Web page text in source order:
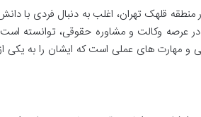
قلهک تهران، اغلب به دنبال فردی با
عرصه وکالت و مشاوره حقوقی، توانسته است
و مهارت های عملی است که ایشان را به یکی